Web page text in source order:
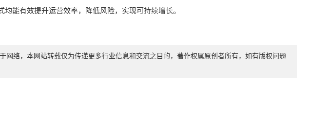
能有效提升运营效率，降低风险，实现可持续增长。
网络，本网站转载仅为传递更多行业信息和交流之目的，著作权属原创者所有，如有版权问题